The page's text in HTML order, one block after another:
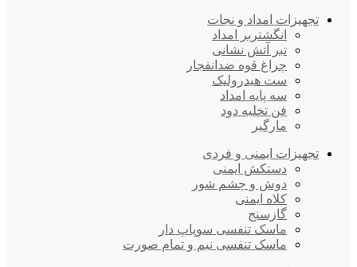
تجهیزات امداد و نجات
انگشتربر امداد
تبر آتش نشانی
چراغ قوه ضدانفجار
ست هیدرولیک
سه پایه امداد
فن تخلیه دود
مارگیر
تجهیزات ایمنی و فردی
دستکش ایمنی
دوش و چشم شور
کلاه ایمنی
گازسنج
ماسک تنفسی سوپاپ دار
ماسک تنفسی نیم و تمام صورت